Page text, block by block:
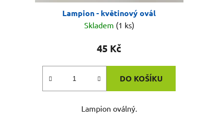
Lampion - květinový ovál
Skladem (1 ks)
45 Kč
DO KOŠÍKU
Lampion oválný.